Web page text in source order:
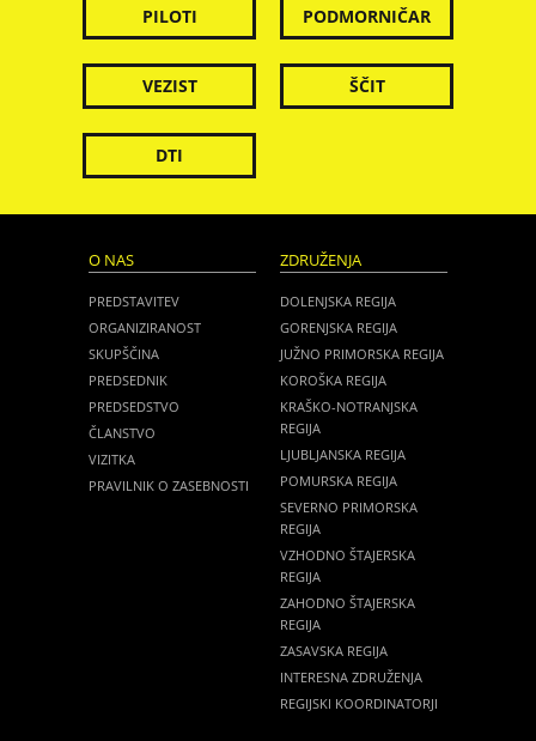
PILOTI PODMORNIČAR
VEZIST ŠČIT
DTI
O NAS
PREDSTAVITEV
ORGANIZIRANOST
SKUPŠČINA
PREDSEDNIK
PREDSEDSTVO
ČLANSTVO
VIZITKA
PRAVILNIK O ZASEBNOSTI
ZDRUŽENJA
DOLENJSKA REGIJA
GORENJSKA REGIJA
JUŽNO PRIMORSKA REGIJA
KOROŠKA REGIJA
KRAŠKO-NOTRANJSKA
REGIJA
LJUBLJANSKA REGIJA
POMURSKA REGIJA
SEVERNO PRIMORSKA
REGIJA
VZHODNO ŠTAJERSKA
REGIJA
ZAHODNO ŠTAJERSKA
REGIJA
ZASAVSKA REGIJA
INTERESNA ZDRUŽENJA
REGIJSKI KOORDINATORJI